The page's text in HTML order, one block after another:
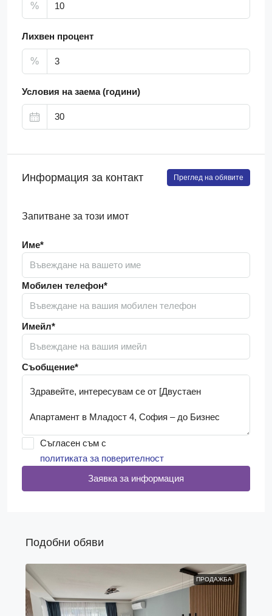
%
Лихвен процент
%
Условия на заема (години)
Информация за контакт Преглед на обявите
Запитване за този имот
Име*
Мобилен телефон*
Имейл*
Съобщение*
Съгласен съм с
политиката за поверителност
Заявка за информация
Подобни обяви
ПРОДАЖБА